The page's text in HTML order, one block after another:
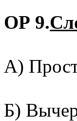
ОР 9.
А)
Б)